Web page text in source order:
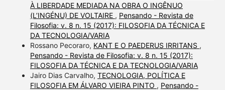
À LIBERDADE MEDIADA NA OBRA O INGÊNUO
(L’INGÉNU) DE VOLTAIRE , Pensando - Revista de
Filosofia: v. 8 n. 15 (2017): FILOSOFIA DA TÉCNICA E
DA TECNOLOGIA/VARIA
Rossano Pecoraro, KANT E O PAEDERUS IRRITANS ,
Pensando - Revista de Filosofia: v. 8 n. 15 (2017):
FILOSOFIA DA TÉCNICA E DA TECNOLOGIA/VARIA
Jairo Dias Carvalho, TECNOLOGIA, POLÍTICA E
FILOSOFIA EM ÁLVARO VIEIRA PINTO , Pensando -